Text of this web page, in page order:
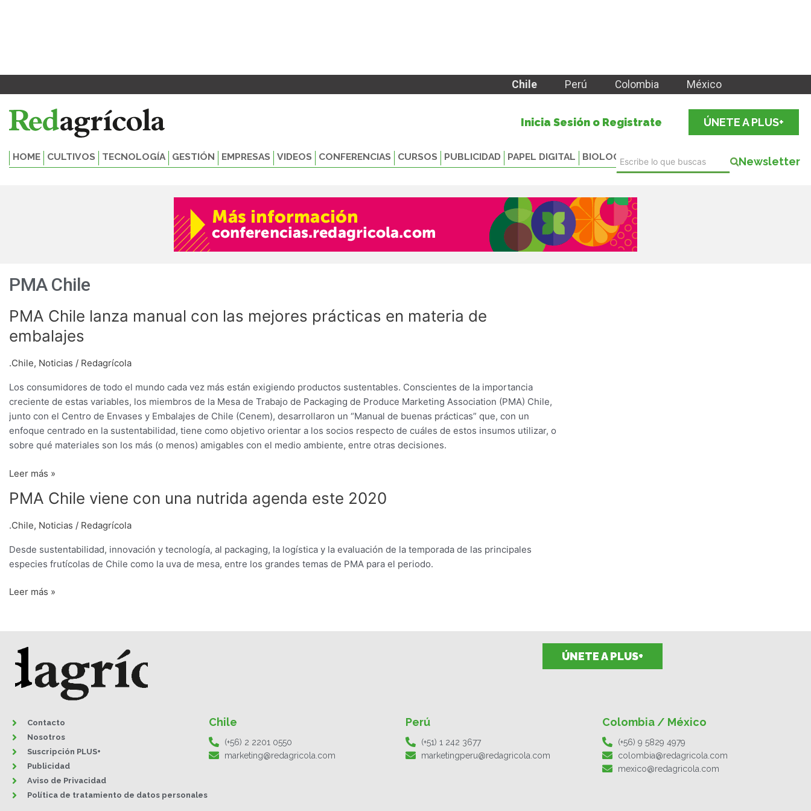
Chile Perú Colombia México
Inicia Sesión o Registrate ÚNETE A PLUS+
HOME CULTIVOS TECNOLOGÍA GESTIÓN EMPRESAS VIDEOS CONFERENCIAS CURSOS PUBLICIDAD PAPEL DIGITAL BIOLOGICALS Newsletter
PMA Chile
PMA Chile lanza manual con las mejores prácticas en materia de
embalajes
.Chile, Noticias / Redagrícola
Los consumidores de todo el mundo cada vez más están exigiendo productos sustentables. Conscientes de la importancia
creciente de estas variables, los miembros de la Mesa de Trabajo de Packaging de Produce Marketing Association (PMA) Chile,
junto con el Centro de Envases y Embalajes de Chile (Cenem), desarrollaron un “Manual de buenas prácticas” que, con un
enfoque centrado en la sustentabilidad, tiene como objetivo orientar a los socios respecto de cuáles de estos insumos utilizar, o
sobre qué materiales son los más (o menos) amigables con el medio ambiente, entre otras decisiones.
PMA
lanza
con
las
mejores
prácticas
en
materia
embalajes
Leer más »
PMA Chile viene con una nutrida agenda este 2020
.Chile, Noticias / Redagrícola
Desde sustentabilidad, innovación y tecnología, al packaging, la logística y la evaluación de la temporada de las principales
especies frutícolas de Chile como la uva de mesa, entre los grandes temas de PMA para el periodo.
PMA
viene
una
nutrida
este
Leer más »
ÚNETE A PLUS+
Contacto
Nosotros
Suscripción PLUS+
Publicidad
Aviso de Privacidad
Política de tratamiento de datos personales
Chile
(+56) 2 2201 0550
marketing@redagricola.com
Perú
(+51) 1 242 3677
marketingperu@redagricola.com
Colombia / México
(+56) 9 5829 4979
colombia@redagricola.com
mexico@redagricola.com